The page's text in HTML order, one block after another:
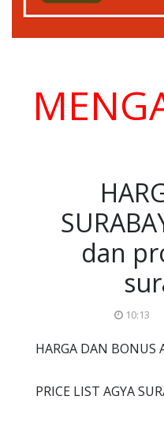
dan
10:13
HARGA DAN BONUS
PRICE LIST AGYA